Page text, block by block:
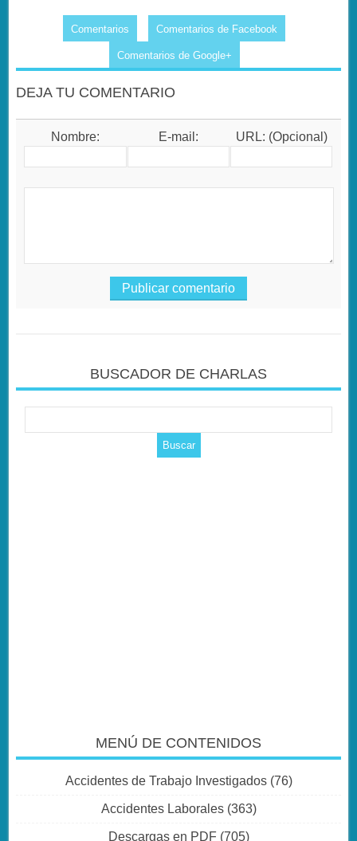
Comentarios Comentarios de Facebook
Comentarios de Google+
DEJA TU COMENTARIO
Nombre: E-mail: URL: (Opcional)
BUSCADOR DE CHARLAS
MENÚ DE CONTENIDOS
Accidentes de Trabajo Investigados(76)
Accidentes Laborales(363)
Descargas en PDF(705)